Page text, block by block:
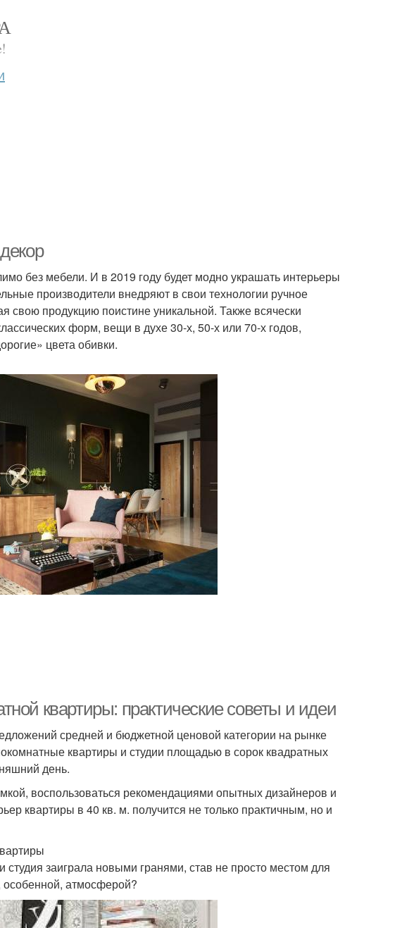
без мебели. И в 2019 году будет модно украшать интерьеры
производители внедряют в свои технологии ручное
свою продукцию поистине уникальной. Также всячески
форм, вещи в духе 30-х, 50-х или 70-х годов,
цвета обивки.
квартиры: практические советы и идеи
средней и бюджетной ценовой категории на рынке
квартиры и студии площадью в сорок квадратных
день.
воспользоваться рекомендациями опытных дизайнеров и
квартиры в 40 кв. м. получится не только практичным, но и
заиграла новыми гранями, став не просто местом для
атмосферой?